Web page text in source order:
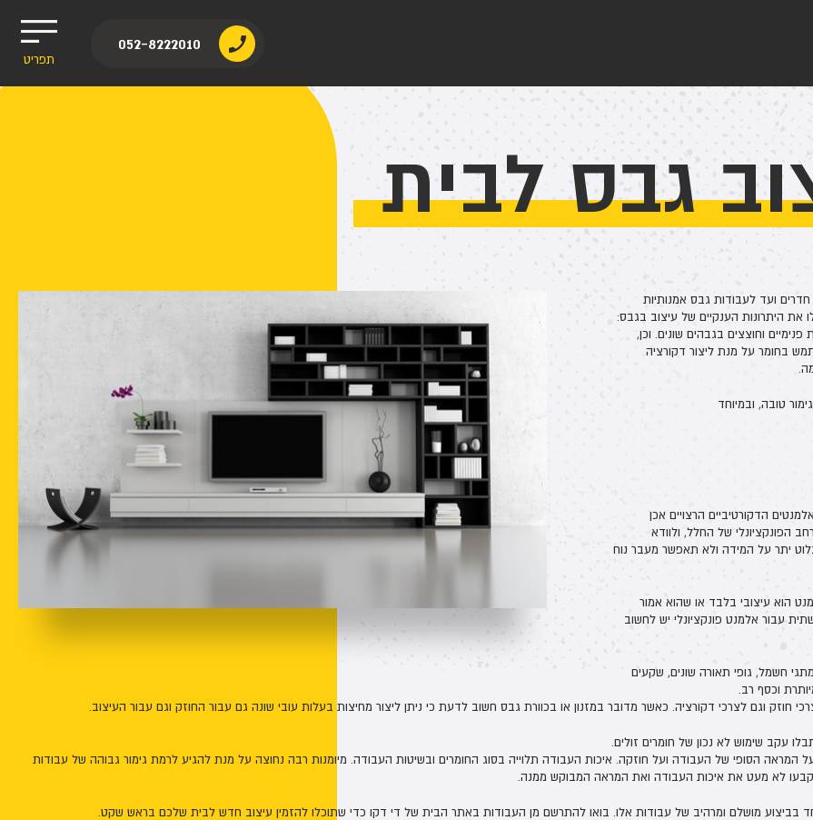
052-8222010
תפריט
גבס לבית
ועד לעבודות גבס אמנותיות
את היתרונות הענקיים של עיצוב בגבס:
וחוצצים בגבהים שונים. וכן,
בחומר על מנת ליצור דקורציה
טובה, ובמיוחד
הדקורטיביים הרצויים אכן
הפונקציונלי של החלל, ולוודא
יתר על המידה ולא תאפשר מעבר נוח
הוא עיצובי בלבד או שהוא אמור
עבור אלמנט פונקציונלי יש לחשוב
חשמל, גופי תאורה שונים, שקעים
וכסף רב.
חוזק וגם לצרכי דקורציה. כאשר מדובר במזנון או בכוורת גבס חשוב לדעת כי ניתן ליצור מחיצות בעלות עובי שונה גם עבור החוזק וגם עבור העיצוב.
עקב שימוש לא נכון של חומרים זולים.
הסופי של העבודה ועל חוזקה. איכות העבודה תלוייה בסוג החומרים ובשיטות העבודה. מיומנות רבה נחוצה על מנת להגיע לרמת גימור גבוהה של עבודות
לא מעט את איכות העבודה ואת המראה המבוקש ממנה.
בביצוע מושלם ומרהיב של עבודות אלו. בואו להתרשם מן העבודות באתר הבית של די דקו כדי שתוכלו להזמין עיצוב חדש לבית שלכם בראש שקט.